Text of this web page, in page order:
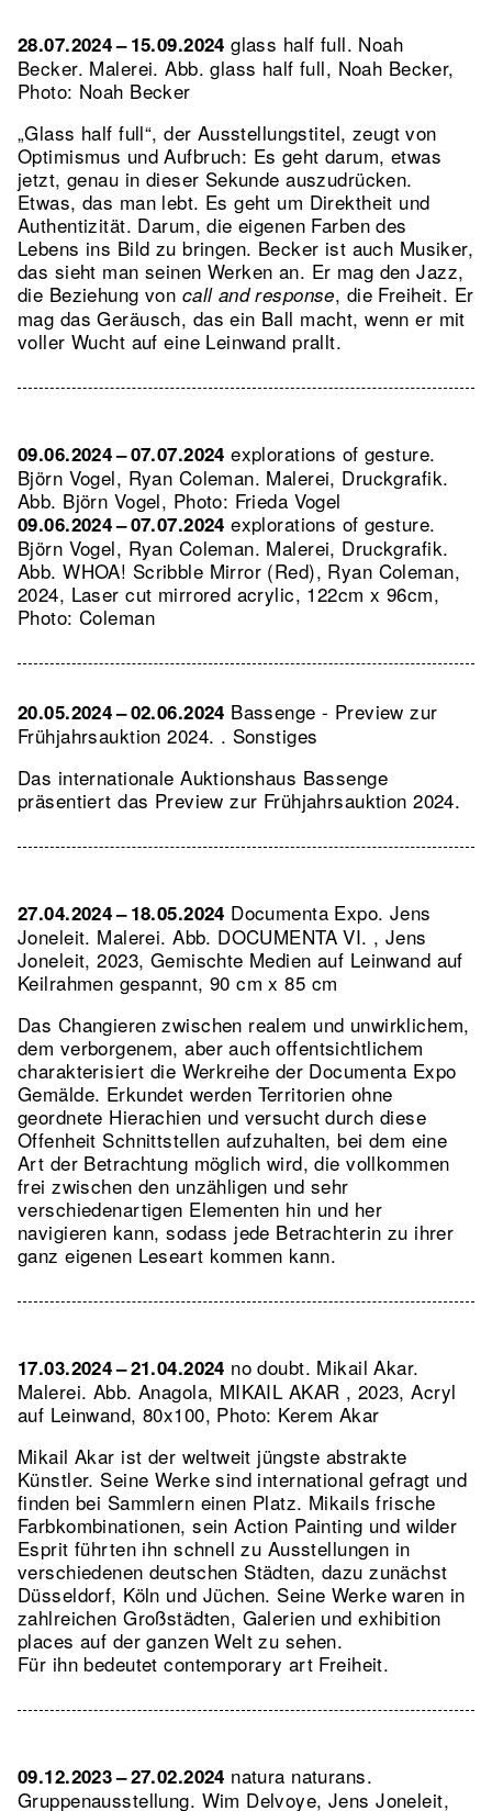
28.07.2024 – 15.09.2024glass half full. Noah
Becker. Malerei.Abb. glass half full, Noah Becker,
Photo: Noah Becker
„Glass half full“, der Ausstellungstitel, zeugt von
Optimismus und Aufbruch: Es geht darum, etwas
jetzt, genau in dieser Sekunde auszudrücken.
Etwas, das man lebt. Es geht um Direktheit und
Authentizität. Darum, die eigenen Farben des
Lebens ins Bild zu bringen. Becker ist auch Musiker,
das sieht man seinen Werken an. Er mag den Jazz,
die Beziehung von call and response, die Freiheit. Er
mag das Geräusch, das ein Ball macht, wenn er mit
voller Wucht auf eine Leinwand prallt.
09.06.2024 – 07.07.2024explorations of gesture.
Björn Vogel, Ryan Coleman. Malerei, Druckgrafik.
Abb. Björn Vogel, Photo: Frieda Vogel
09.06.2024 – 07.07.2024explorations of gesture.
Björn Vogel, Ryan Coleman. Malerei, Druckgrafik.
Abb. WHOA! Scribble Mirror (Red), Ryan Coleman,
2024, Laser cut mirrored acrylic, 122cm x 96cm,
Photo: Coleman
20.05.2024 – 02.06.2024 Bassenge - Preview zur
Frühjahrsauktion 2024. . Sonstiges
Das internationale Auktionshaus Bassenge
präsentiert das Preview zur Frühjahrsauktion 2024.
27.04.2024 – 18.05.2024 Documenta Expo. Jens
Joneleit. Malerei.Abb. DOCUMENTA VI. , Jens
Joneleit, 2023, Gemischte Medien auf Leinwand auf
Keilrahmen gespannt, 90 cm x 85 cm
Das Changieren zwischen realem und unwirklichem,
dem verborgenem, aber auch offentsichtlichem
charakterisiert die Werkreihe der Documenta Expo
Gemälde. Erkundet werden Territorien ohne
geordnete Hierachien und versucht durch diese
Offenheit Schnittstellen aufzuhalten, bei dem eine
Art der Betrachtung möglich wird, die vollkommen
frei zwischen den unzähligen und sehr
verschiedenartigen Elementen hin und her
navigieren kann, sodass jede Betrachterin zu ihrer
ganz eigenen Leseart kommen kann.
17.03.2024 – 21.04.2024 no doubt. Mikail Akar.
Malerei. Abb. Anagola, MIKAIL AKAR , 2023, Acryl
auf Leinwand, 80x100, Photo: Kerem Akar
Mikail Akar ist der weltweit jüngste abstrakte
Künstler. Seine Werke sind international gefragt und
finden bei Sammlern einen Platz. Mikails frische
Farbkombinationen, sein Action Painting und wilder
Esprit führten ihn schnell zu Ausstellungen in
verschiedenen deutschen Städten, dazu zunächst
Düsseldorf, Köln und Jüchen. Seine Werke waren in
zahlreichen Großstädten, Galerien und exhibition
places auf der ganzen Welt zu sehen.
Für ihn bedeutet contemporary art Freiheit.
09.12.2023 – 27.02.2024 natura naturans.
Gruppenausstellung. Wim Delvoye, Jens Joneleit,